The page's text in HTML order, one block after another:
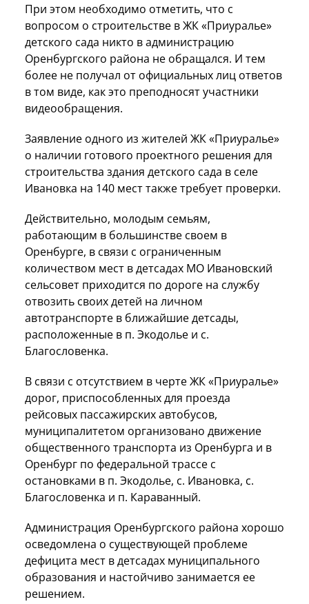
При этом необходимо отметить, что с
вопросом о строительстве в ЖК «Приуралье»
детского сада никто в администрацию
Оренбургского района не обращался. И тем
более не получал от официальных лиц ответов
в том виде, как это преподносят участники
видеообращения.
Заявление одного из жителей ЖК «Приуралье»
о наличии готового проектного решения для
строительства здания детского сада в селе
Ивановка на 140 мест также требует проверки.
Действительно, молодым семьям,
работающим в большинстве своем в
Оренбурге, в связи с ограниченным
количеством мест в детсадах МО Ивановский
сельсовет приходится по дороге на службу
отвозить своих детей на личном
автотранспорте в ближайшие детсады,
расположенные в п. Экодолье и с.
Благословенка.
В связи с отсутствием в черте ЖК «Приуралье»
дорог, приспособленных для проезда
рейсовых пассажирских автобусов,
муниципалитетом организовано движение
общественного транспорта из Оренбурга и в
Оренбург по федеральной трассе с
остановками в п. Экодолье, с. Ивановка, с.
Благословенка и п. Караванный.
Администрация Оренбургского района хорошо
осведомлена о существующей проблеме
дефицита мест в детсадах муниципального
образования и настойчиво занимается ее
решением.